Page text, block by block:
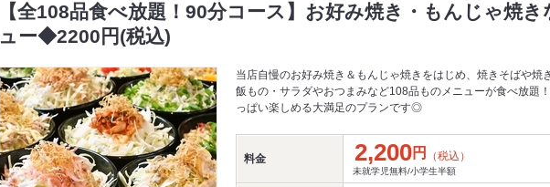
【全108品食べ放題！90分コース】お好み焼き・もんじゃ焼
ュー◆2200円(税込)
当店自慢のお好み焼き＆もんじゃ焼きをはじめ、焼きそばや焼
飯もの・サラダやおつまみなど108品ものメニューが食べ放題
っぱい楽しめる大満足のプランです◎
料金 2,200円 （税込）
未就学児無料/小学生半額